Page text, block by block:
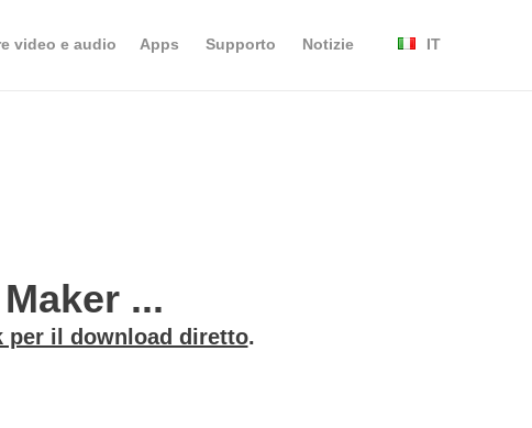
video e audio Apps Supporto Notizie IT
...
per il download diretto.